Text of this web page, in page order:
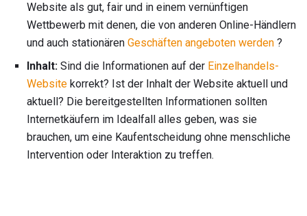
Website als gut, fair und in einem vernünftigen
Wettbewerb mit denen, die von anderen Online-Händlern
und auch stationären Geschäften angeboten werden ?
Inhalt: Sind die Informationen auf der Einzelhandels-
Website korrekt? Ist der Inhalt der Website aktuell und
aktuell? Die bereitgestellten Informationen sollten
Internetkäufern im Idealfall alles geben, was sie
brauchen, um eine Kaufentscheidung ohne menschliche
Intervention oder Interaktion zu treffen.